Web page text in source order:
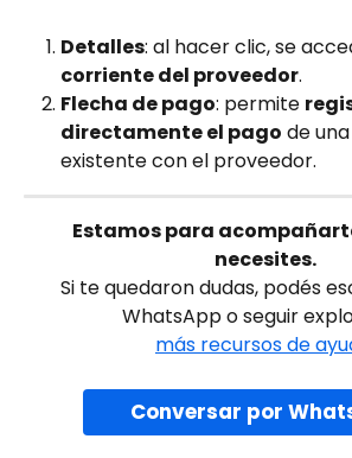
Detalles: al hacer clic, se
corriente del proveedor.
Flecha de pago: permite
directamente el pago de
existente con el proveedor.
Estamos para
necesites.
Si te quedaron dudas, podés
WhatsApp o seguir
más recursos de
Conversar por